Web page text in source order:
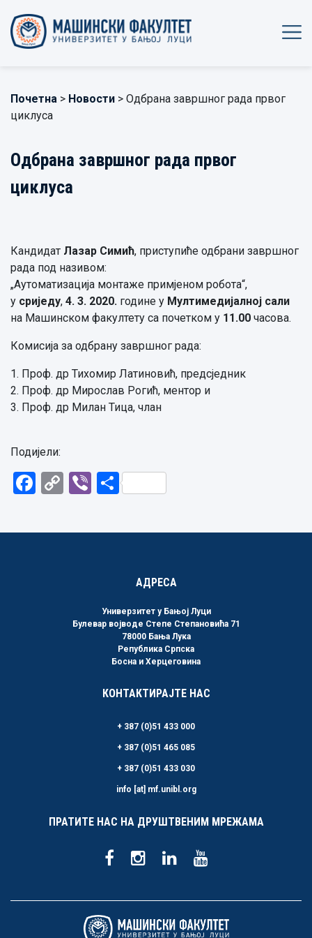
Почетна > Новости > Одбрана завршног рада првог
циклуса
Одбрана завршног рада првог
циклуса
Кандидат Лазар Симић, приступиће одбрани завршног
рада под називом:
„Аутоматизација монтаже примјеном робота“,
у сриједу, 4. 3. 2020. године у Мултимедијалној сали
на Машинском факултету са почетком у 11.00 часова.
Комисија за одбрану завршног рада:
1. Проф. др Тихомир Латиновић, предсједник
2. Проф. др Мирослав Рогић, ментор и
3. Проф. др Милан Тица, члан
Подијели:
Facebook
CopyViberShare
АДРЕСА
Универзитет у Бањој Луци
Булевар војводе Степе Степановића 71
78000 Бања Лука
Република Српска
Босна и Херцеговина
КОНТАКТИРАЈТЕ НАС
+ 387 (0)51 433 000
+ 387 (0)51 465 085
+ 387 (0)51 433 030
info [at] mf.unibl.org
ПРАТИТЕ НАС НА ДРУШТВЕНИМ МРЕЖАМА